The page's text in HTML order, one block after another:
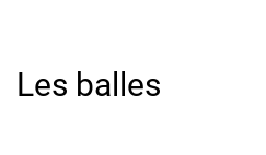
Les balles